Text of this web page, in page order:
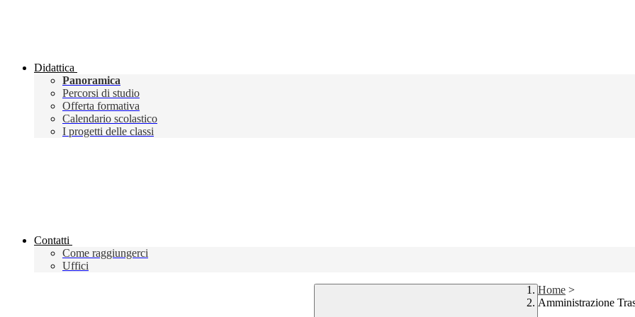
Didattica
Panoramica
Percorsi di studio
Offerta formativa
Calendario scolastico
I progetti delle classi
Contatti
Come raggiungerci
Uffici
Home >
Amministrazione